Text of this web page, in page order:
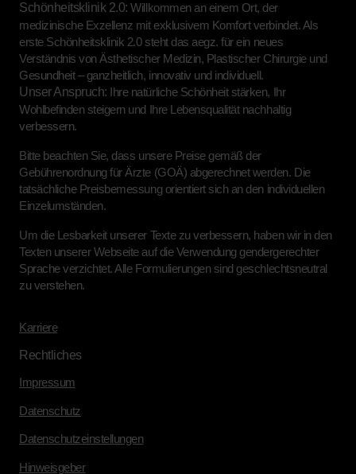
Schönheitsklinik 2.0: Willkommen an einem Ort, der
medizinische Exzellenz mit exklusivem Komfort verbindet. Als
erste Schönheitsklinik 2.0 steht das aegz. für ein neues
Verständnis von Ästhetischer Medizin, Plastischer Chirurgie und
Gesundheit – ganzheitlich, innovativ und individuell.
Unser Anspruch: Ihre natürliche Schönheit stärken, Ihr
Wohlbefinden steigern und Ihre Lebensqualität nachhaltig
verbessern.
Bitte beachten Sie, dass unsere Preise gemäß der
Gebührenordnung für Ärzte (GOÄ) abgerechnet werden. Die
tatsächliche Preisbemessung orientiert sich an den individuellen
Einzelumständen.
Um die Lesbarkeit unserer Texte zu verbessern, haben wir in den
Texten unserer Webseite auf die Verwendung gendergerechter
Sprache verzichtet. Alle Formulierungen sind geschlechtsneutral
zu verstehen.
Karriere
Rechtliches
Impressum
Datenschutz
Datenschutzeinstellungen
Hinweisgeber